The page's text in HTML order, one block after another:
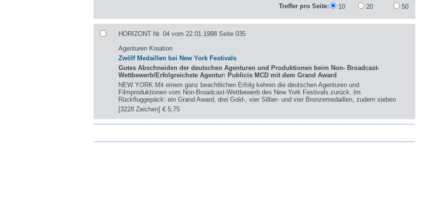
Treffer pro Seite:
10 20 50
HORIZONT Nr. 04 vom 22.01.1998 Seite 035
Agenturen Kreation
Zwölf Medaillen bei New York Festivals
Gutes Abschneiden der deutschen Agenturen und Produktionen beim Non- Broadcast-
Wettbewerb/Erfolgreichste Agentur: Publicis MCD mit dem Grand Award
NEW YORK Mit einem ganz beachtlichen Erfolg kehren die deutschen Agenturen und
Filmproduktionen vom Non-Broadcast-Wettbewerb des New York Festivals zurück. Im
Rückfluggepäck: ein Grand Award, drei Gold-, vier Silber- und vier Bronzemedaillen, zudem sieben
[3228 Zeichen]€ 5,75